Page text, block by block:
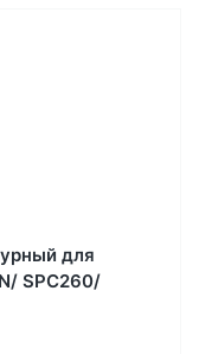
для
SPC260/